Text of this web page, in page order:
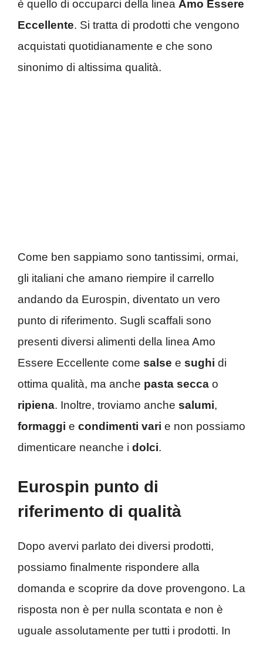
è quello di occuparci della linea Amo Essere
Eccellente. Si tratta di prodotti che vengono
acquistati quotidianamente e che sono
sinonimo di altissima qualità.
Come ben sappiamo sono tantissimi, ormai,
gli italiani che amano riempire il carrello
andando da Eurospin, diventato un vero
punto di riferimento. Sugli scaffali sono
presenti diversi alimenti della linea Amo
Essere Eccellente come salse e sughi di
ottima qualità, ma anche pasta secca o
ripiena. Inoltre, troviamo anche salumi,
formaggi e condimenti vari e non possiamo
dimenticare neanche i dolci.
Eurospin punto di
riferimento di qualità
Dopo avervi parlato dei diversi prodotti,
possiamo finalmente rispondere alla
domanda e scoprire da dove provengono. La
risposta non è per nulla scontata e non è
uguale assolutamente per tutti i prodotti. In